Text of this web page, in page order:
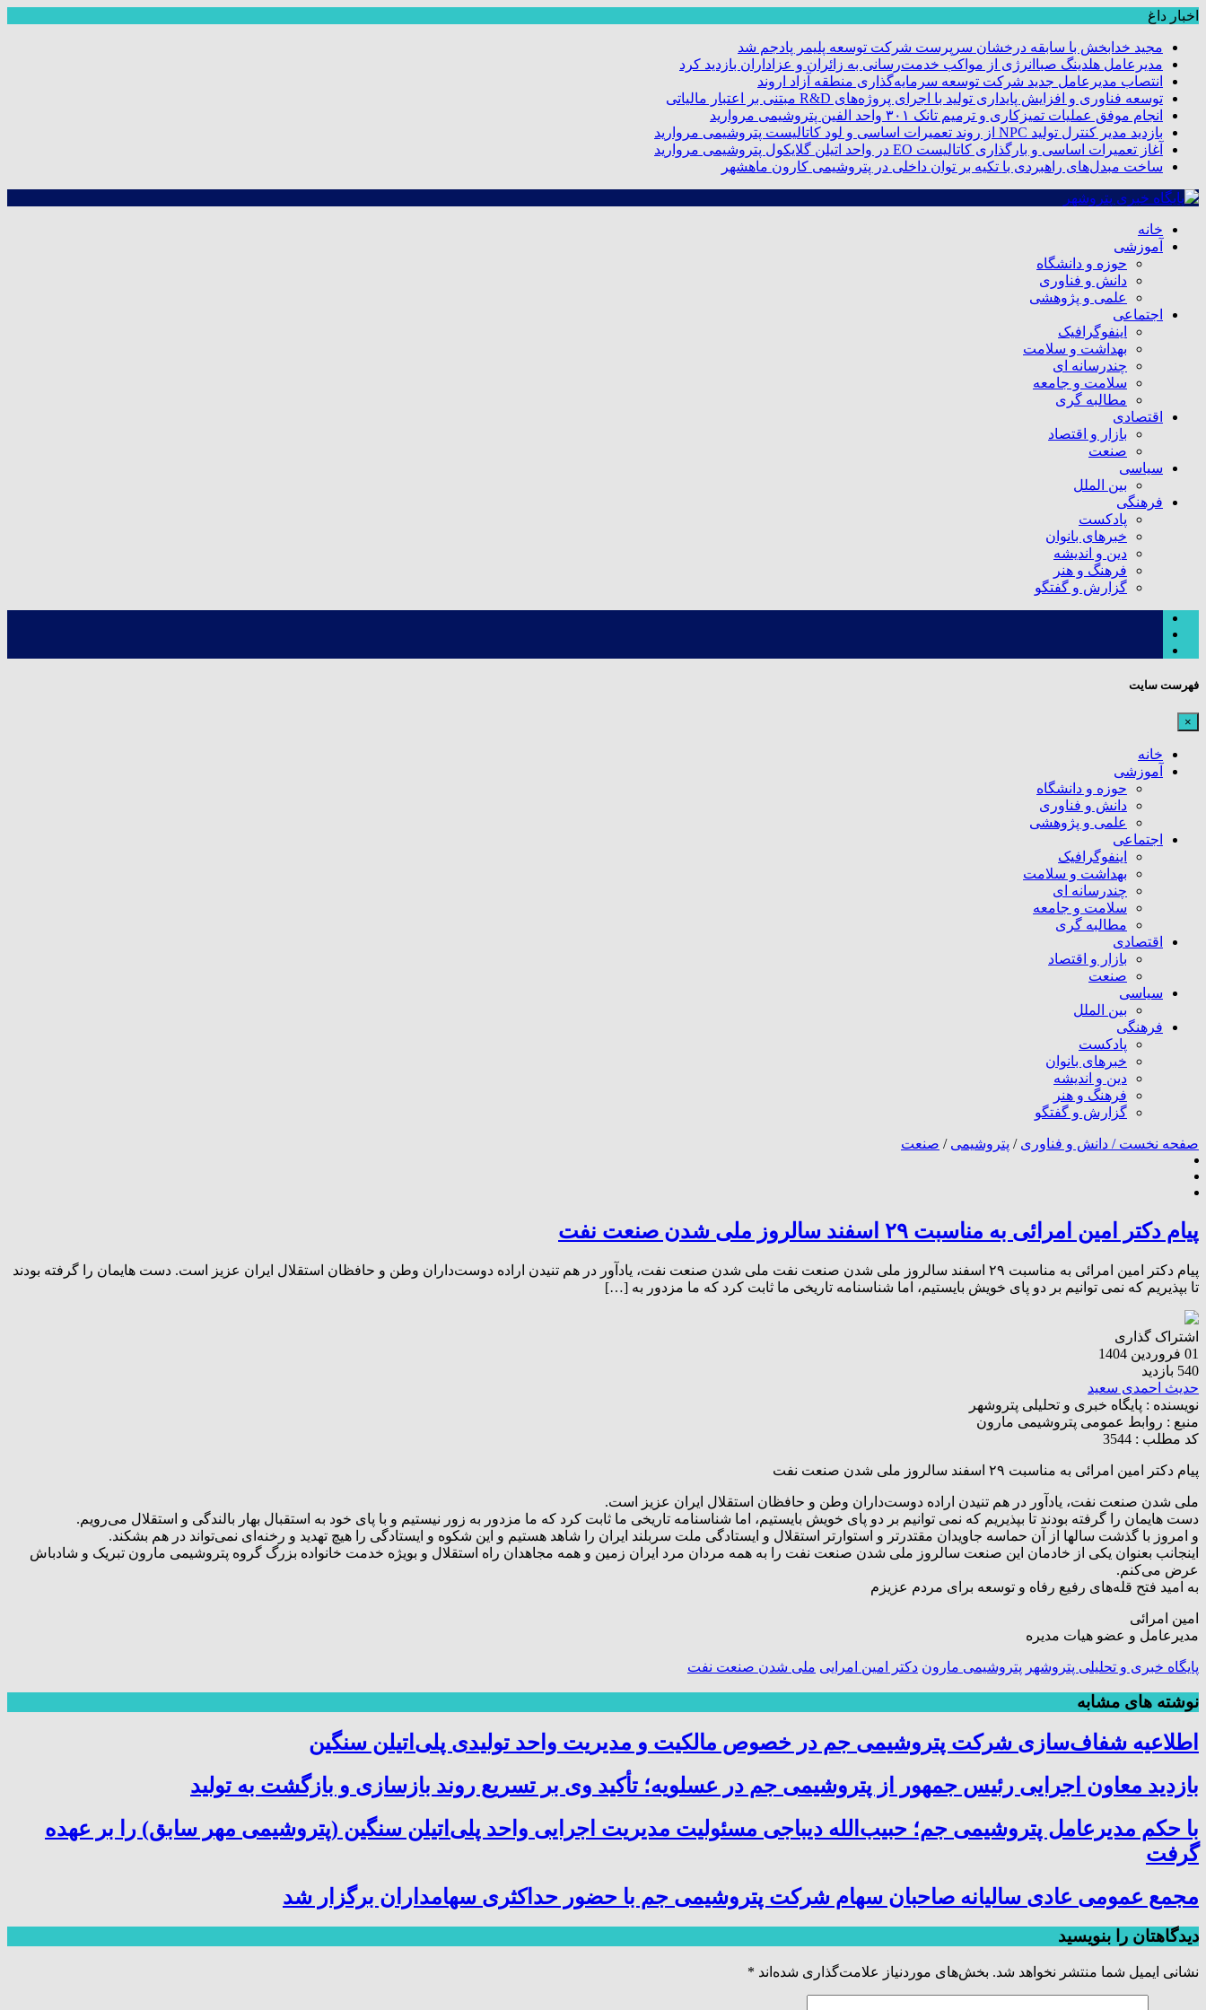
اخبار داغ
مجید خدابخش با سابقه درخشان سرپرست شرکت توسعه پلیمر پادجم شد
مدیرعامل هلدینگ صباانرژی از مواکب خدمت‌رسانی به زائران و عزاداران بازدید کرد
انتصاب مدیرعامل جدید شرکت توسعه سرمایه‌گذاری منطقه آزاد اروند
توسعه فناوری و افزایش پایداری تولید با اجرای پروژه‌های R&D مبتنی بر اعتبار مالیاتی
انجام موفق عملیات تمیزکاری و ترمیم تانک ۳۰۱ واحد الفین پتروشیمی مروارید
بازدید مدیر کنترل تولید NPC از روند تعمیرات اساسی و لود کاتالیست پتروشیمی مروارید
آغاز تعمیرات اساسی و بارگذاری کاتالیست EO در واحد اتیلن گلایکول پتروشیمی مروارید
ساخت مبدل‌های راهبردی با تکیه بر توان داخلی در پتروشیمی کارون ماهشهر
خانه
آموزشی
حوزه و دانشگاه
دانش و فناوری
علمی و پژوهشی
اجتماعی
اینفوگرافیک
بهداشت و سلامت
چندرسانه ای
سلامت و جامعه
مطالبه گری
اقتصادی
بازار و اقتصاد
صنعت
سیاسی
بین الملل
فرهنگی
پادکست
خبرهای بانوان
دین و اندیشه
فرهنگ و هنر
گزارش و گفتگو
فهرست سایت
×
خانه
آموزشی
حوزه و دانشگاه
دانش و فناوری
علمی و پژوهشی
اجتماعی
اینفوگرافیک
بهداشت و سلامت
چندرسانه ای
سلامت و جامعه
مطالبه گری
اقتصادی
بازار و اقتصاد
صنعت
سیاسی
بین الملل
فرهنگی
پادکست
خبرهای بانوان
دین و اندیشه
فرهنگ و هنر
گزارش و گفتگو
صفحه نخست / دانش و فناوری / پتروشیمی / صنعت
پیام دکتر امین امرائی به مناسبت ۲۹ اسفند سالروز ملی شدن صنعت نفت
پیام دکتر امین امرائی به مناسبت ۲۹ اسفند سالروز ملی شدن صنعت نفت ملی شدن صنعت نفت، یادآور در هم تنیدن‌ اراده‌ دوست‌داران وطن و حافظان استقلال ایران عزیز است. دست هایمان را گرفته بودند
تا بپذیریم که نمی توانیم بر دو پای خویش بایستیم، اما شناسنامه تاریخی ما ثابت کرد که ما مزدور به […]
اشتراک گذاری
01 فروردین 1404
540 بازدید
حدیث احمدی سعید
نویسنده : پایگاه خبری و تحلیلی پتروشهر
منبع : روابط عمومی پتروشیمی مارون
کد مطلب : 3544
پیام دکتر امین امرائی به مناسبت ۲۹ اسفند سالروز ملی شدن صنعت نفت
ملی شدن صنعت نفت، یادآور در هم تنیدن‌ اراده‌ دوست‌داران وطن و حافظان استقلال ایران عزیز است.
دست هایمان را گرفته بودند تا بپذیریم که نمی توانیم بر دو پای خویش بایستیم، اما شناسنامه تاریخی ما ثابت کرد که ما مزدور به زور نیستیم و با پای خود به استقبال بهار بالندگی و استقلال می‌رویم.
و امروز با گذشت سالها از آن حماسه جاویدان مقتدرتر و استوارتر استقلال و ایستادگی ملت سربلند ایران را شاهد هستیم و این شکوه و ایستادگی را هیچ تهدید و رخنه‌ای نمی‌تواند در هم بشکند.
اینجانب بعنوان یکی از خادمان این صنعت سالروز ملی شدن صنعت نفت را به همه مردان مرد ایران زمین و همه مجاهدان راه استقلال و بویژه خدمت خانواده بزرگ گروه پتروشیمی مارون تبریک و شاد‌باش
عرض می‌کنم.
به امید فتح قله‌های رفیع رفاه و توسعه برای مردم عزیزم
امین امرائی
مدیرعامل و عضو هیات مدیره
پایگاه خبری و تحلیلی پتروشهر پتروشیمی مارون دکتر امین امرایی ملی شدن صنعت نفت
نوشته های مشابه
اطلاعیه شفاف‌سازی شرکت پتروشیمی جم در خصوص مالکیت و مدیریت واحد تولیدی پلی‌اتیلن سنگین
بازدید معاون اجرایی رئیس جمهور از پتروشیمی جم در عسلویه؛ تأکید وی بر تسریع روند بازسازی و بازگشت به تولید
با حکم مدیرعامل پتروشیمی جم؛ حبیب‌الله دیباجی مسئولیت مدیریت اجرایی واحد پلی‌اتیلن سنگین (پتروشیمی مهر سابق) را بر عهده
گرفت
مجمع عمومی عادی سالیانه صاحبان سهام شرکت پتروشیمی جم با حضور حداکثری سهامداران برگزار شد
دیدگاهتان را بنویسید
نشانی ایمیل شما منتشر نخواهد شد. بخش‌های موردنیاز علامت‌گذاری شده‌اند *